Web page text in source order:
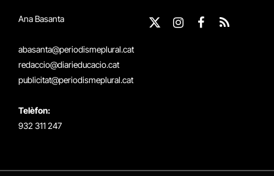
Ana Basanta
abasanta@periodismeplural.cat
redaccio@diarieducacio.cat
publicitat@periodismeplural.cat
Telèfon:
932 311 247
X
Instagram
Facebook
RSS